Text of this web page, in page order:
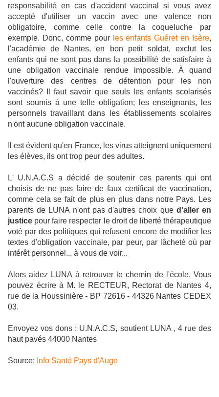
responsabilité en cas d'accident vaccinal si vous avez
accepté d'utiliser un vaccin avec une valence non
obligatoire, comme celle contre la coqueluche par
exemple. Donc, comme pour
les enfants Guéret en Isère,
l'académie de Nantes, en bon petit soldat, exclut les
enfants qui ne sont pas dans la possibilité de satisfaire à
une obligation vaccinale rendue impossible. À quand
l'ouverture des centres de détention pour les non
vaccinés? Il faut savoir que seuls les enfants scolarisés
sont soumis à une telle obligation; les enseignants, les
personnels travaillant dans les établissements scolaires
n'ont aucune obligation vaccinale.
Il est évident qu'en France, les virus atteignent uniquement
les élèves, ils ont trop peur des adultes.
L' U.N.A.C.S a décidé de soutenir ces parents qui ont
choisis de ne pas faire de faux certificat de vaccination,
comme cela se fait de plus en plus dans notre Pays. Les
parents de LUNA n'ont pas d'autres choix que d'aller en
justice pour faire respecter le droit de liberté thérapeutique
voté par des politiques qui refusent encore de modifier les
textes d'obligation vaccinale, par peur, par lâcheté où par
intérêt personnel... à vous de voir...
Alors aidez LUNA à retrouver le chemin de l'école. Vous
pouvez écrire à M. le RECTEUR, Rectorat de Nantes 4,
rue de la Houssinière - BP 72616 - 44326 Nantes CEDEX
03.
Envoyez vos dons : U.N.A.C.S, soutient LUNA , 4 rue des
haut pavés 44000 Nantes
Source: Info Santé Pays d'Auge